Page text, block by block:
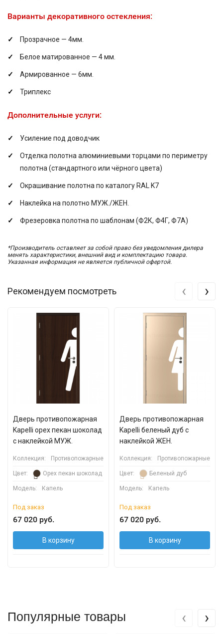
Варианты декоративного остекления:
Прозрачное — 4мм.
Белое матированное — 4 мм.
Армированное — 6мм.
Триплекс
Дополнительные услуги:
Усиление под доводчик
Отделка полотна алюминиевыми торцами по периметру
полотна (стандартного или чёрного цвета)
Окрашивание полотна по каталогу RAL K7
Наклейка на полотно МУЖ./ЖЕН.
Фрезеровка полотна по шаблонам (Ф2К, Ф4Г, Ф7А)
*Производитель оставляет за собой право без уведомления дилера
менять характеристики, внешний вид и комплектацию товара.
Указанная информация не является публичной офертой.
Рекомендуем посмотреть
Дверь противопожарная
Kapelli орех пекан шоколад
с наклейкой МУЖ.
Коллекция: Противопожарные
Цвет: Орех пекан шоколад
Модель: Капель
Под заказ
67 020 руб.
В корзину
Дверь противопожарная
Kapelli беленый дуб с
наклейкой ЖЕН.
Коллекция: Противопожарные
Цвет: Беленый дуб
Модель: Капель
Под заказ
67 020 руб.
В корзину
‹ ›
Популярные товары ‹ ›